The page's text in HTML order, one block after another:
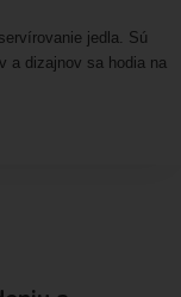
jedla. Sú
a dizajnov sa hodia na